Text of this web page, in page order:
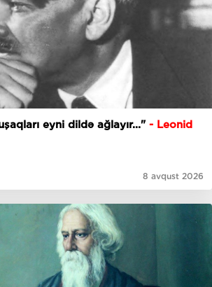
eyni dildə ağlayır..." - Leonid
8 avqust 2026